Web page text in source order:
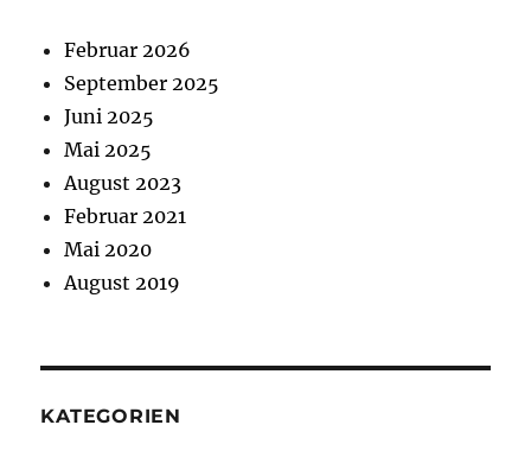
Februar 2026
September 2025
Juni 2025
Mai 2025
August 2023
Februar 2021
Mai 2020
August 2019
KATEGORIEN